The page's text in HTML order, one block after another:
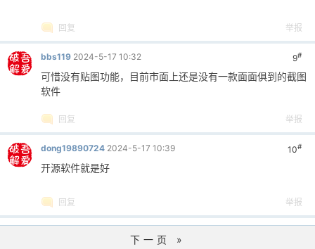
回复 举报
9#
bbs119 2024-5-17 10:32
可惜没有贴图功能，目前市面上还是没有一款面面俱到的截图
软件
回复 举报
10#
dong19890724 2024-5-17 10:39
开源软件就是好
回复 举报
下一页 »